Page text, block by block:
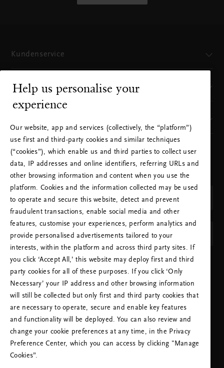
Kundenservice
Sie finden uns hier
KUNDENHOTLINE:
+49 (0)221 82829661
WÄHLEN SIE IHR LAND UND IHRE SPRACHE
AUS
Land
Deutschland (Germany)
SPRACHE
Deutsch
EINSTELLUNGEN ÜBERNEHMEN
Help us personalise your
experience
Our website, app and services (collectively, the “platform”)
use first and third-party cookies and similar techniques
(“cookies”), which enable us and third parties to collect user
data, IP addresses and online identifiers, referring URLs and
other browsing information and content when you use the
platform. Cookies and the information collected may be used
to operate and secure this website, detect and prevent
fraudulent transactions, enable social media and other
features, customise your experiences, perform analytics and
provide personalised advertisements tailored to your
interests, within the platform and across third party sites. If
you click ‘Accept All,’ this website may deploy first and third
party cookies for all of these purposes. If you click ‘Only
Necessary’ your IP address and other browsing information
will still be collected but only first and third party cookies that
are necessary to operate, secure and enable key features
and functionality will be deployed. You can also review and
change your cookie preferences at any time, in the Privacy
Preference Center, which you can access by clicking "Manage
Cookies”.